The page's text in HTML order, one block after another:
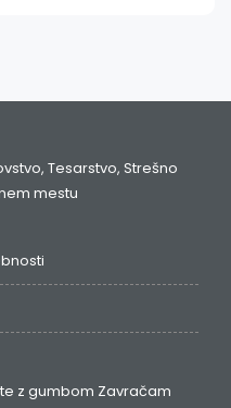
Tesarstvo, Strešno
mestu
z gumbom Zavračam